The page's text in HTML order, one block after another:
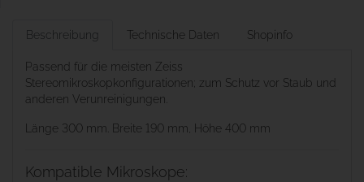
Beschreibung Technische Daten Shopinfo
Passend für die meisten Zeiss
Stereomikroskopkonfigurationen; zum Schutz vor Staub und
anderen Verunreinigungen.
Länge 300 mm. Breite 190 mm, Höhe 400 mm
Kompatible Mikroskope: